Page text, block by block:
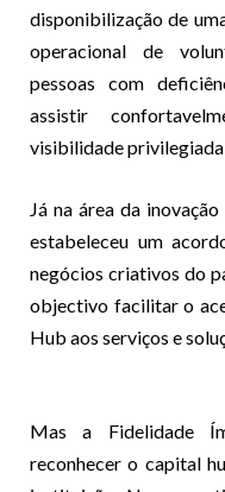
disponibilização de
operacional de
pessoas com
assistir
visibilidade
Já na área da
estabeleceu um
negócios criativos do
objectivo facilitar o
Hub aos serviços e
Mas a Fidelidade
reconhecer o capital